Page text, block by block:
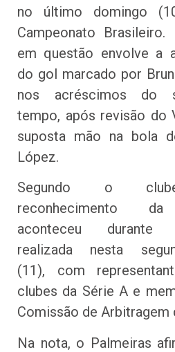
no último domingo
Campeonato Brasileiro.
em questão envolve a
do gol marcado por
nos acréscimos do
tempo, após revisão do
suposta mão na bola
López.
Segundo o
reconhecimento
aconteceu durante
realizada nesta
(11), com
clubes da Série A e
Comissão de Arbitragem
Na nota, o Palmeiras